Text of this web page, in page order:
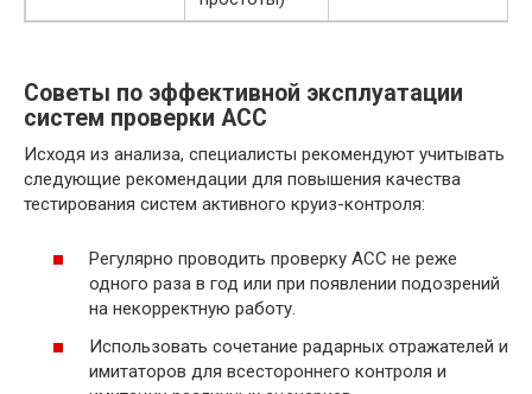
Советы по эффективной эксплуатации
систем проверки ACC
Исходя из анализа, специалисты рекомендуют учитывать
следующие рекомендации для повышения качества
тестирования систем активного круиз-контроля:
Регулярно проводить проверку ACC не реже
одного раза в год или при появлении подозрений
на некорректную работу.
Использовать сочетание радарных отражателей и
имитаторов для всестороннего контроля и